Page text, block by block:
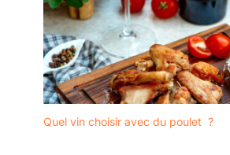
Quel vin choisir avec du poulet ?